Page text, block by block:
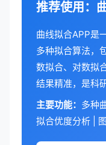
推荐使用：
曲线拟合APP是
多种拟合算法，
数拟合、对数拟
结果精准，是科
主要功能： 多种
拟合优度分析 |